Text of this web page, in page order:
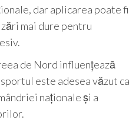
dar aplicarea poate fi
mai dure pentru
de Nord influențează
este adesea văzut ca
naționale și a